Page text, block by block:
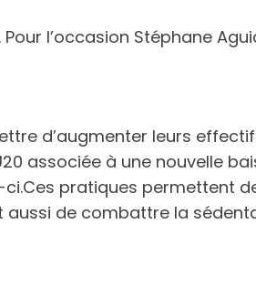
l’occasion Stéphane
d’augmenter leurs
associée à une nouvelle
pratiques permettent
aussi de combattre la